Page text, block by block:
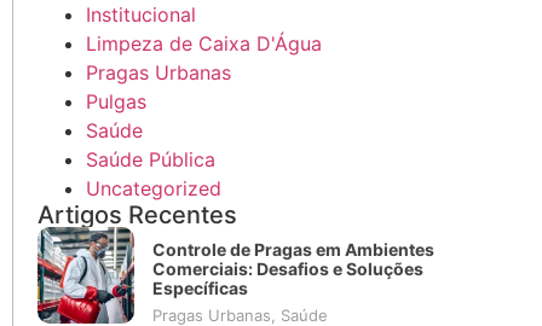
Institucional
Limpeza de Caixa D'Água
Pragas Urbanas
Pulgas
Saúde
Saúde Pública
Uncategorized
Artigos Recentes
Controle de Pragas em Ambientes
Comerciais: Desafios e Soluções
Específicas
Pragas Urbanas Saúde